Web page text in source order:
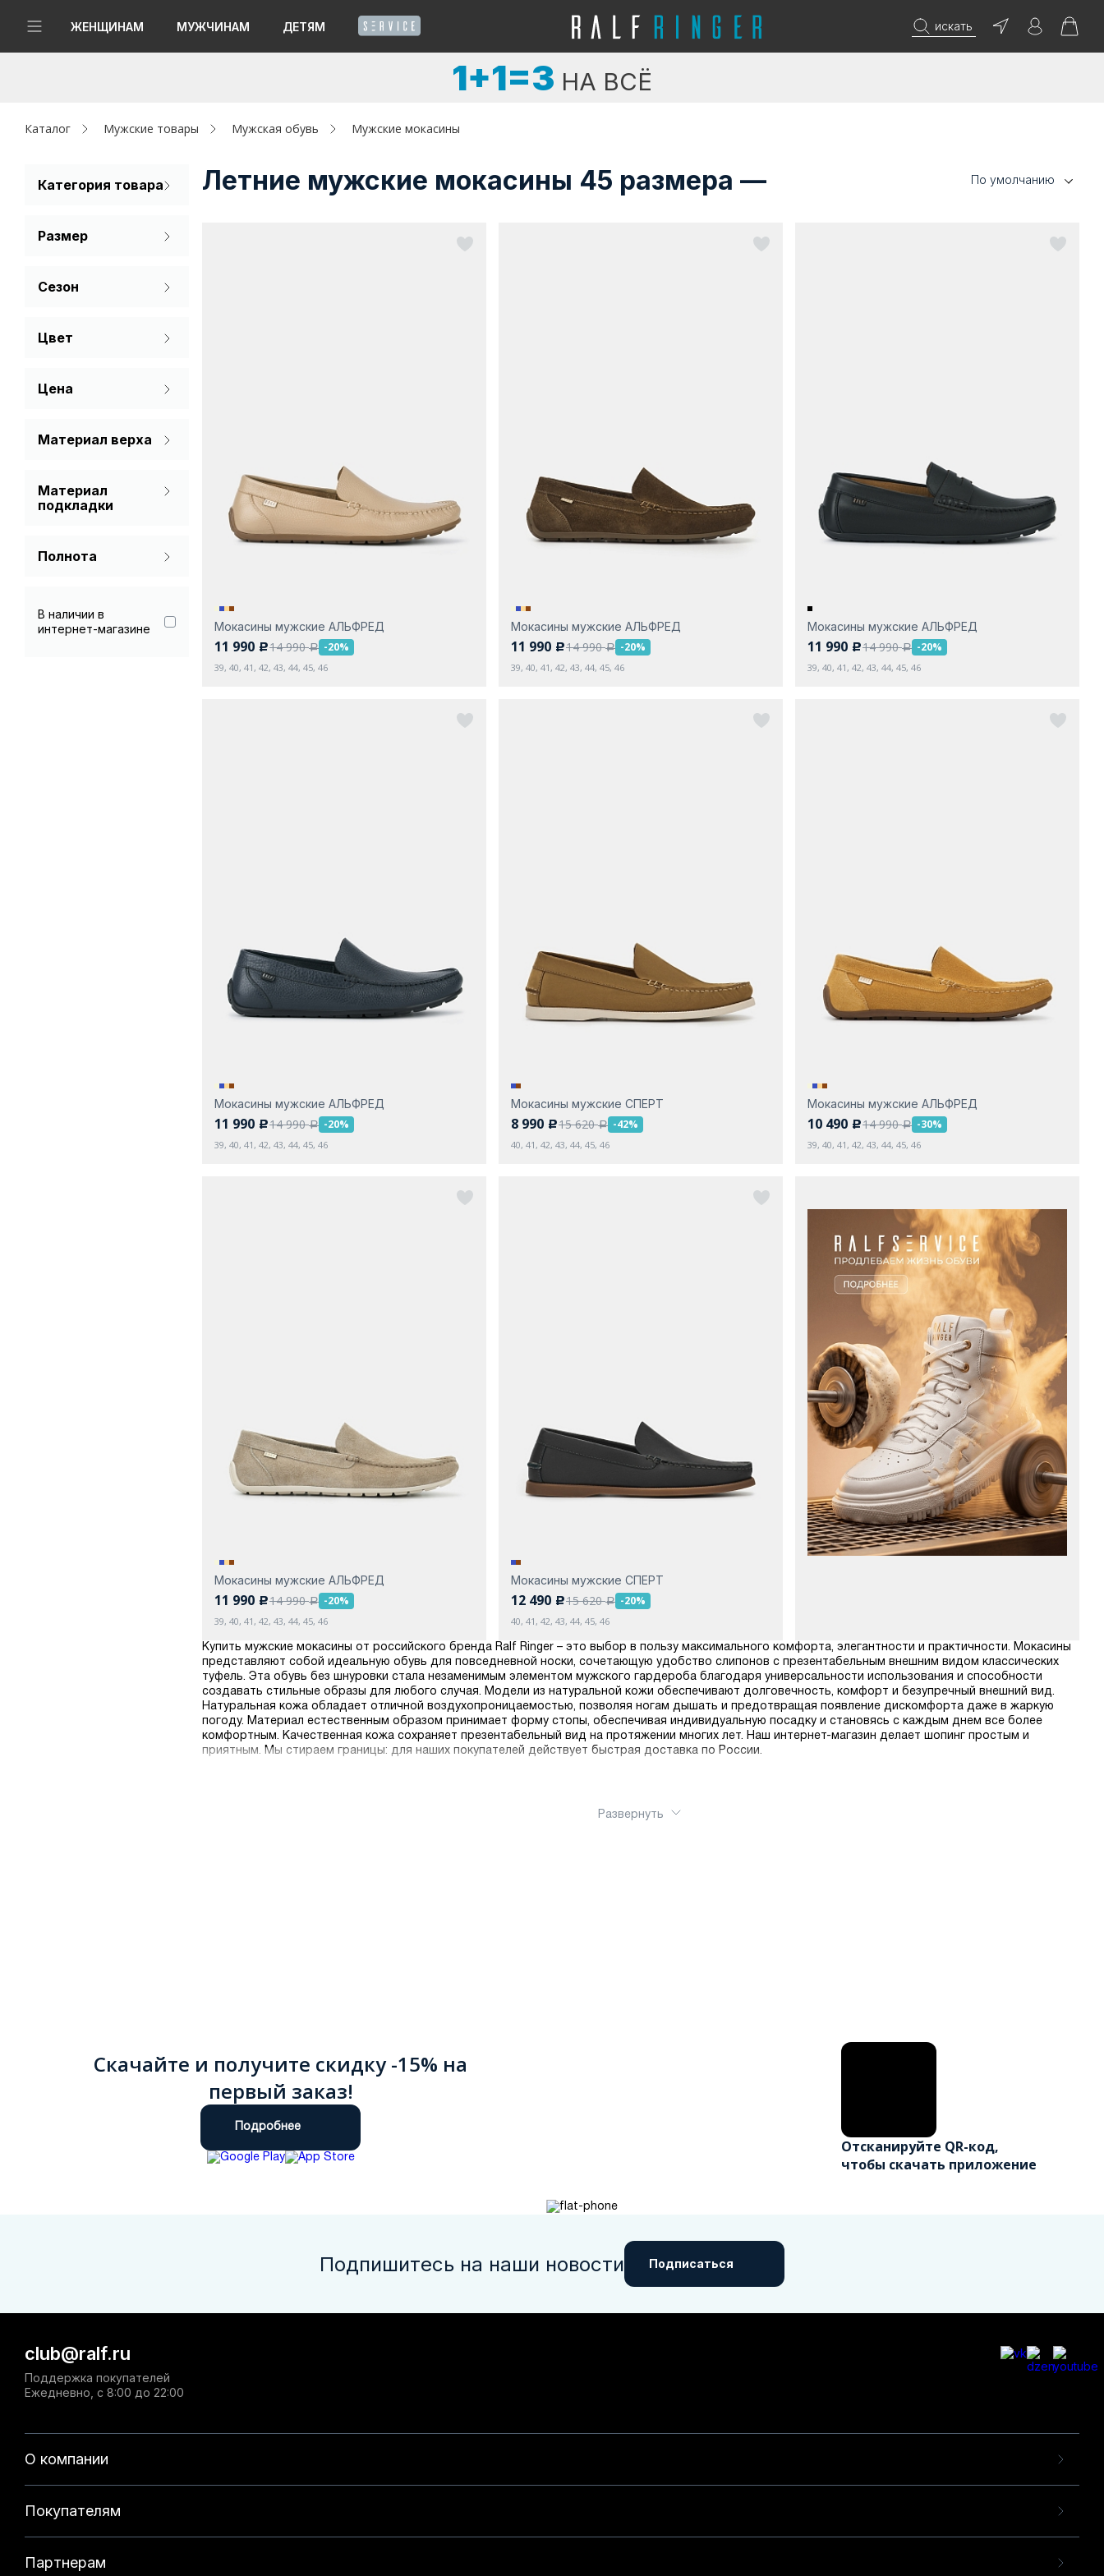
ЖЕНЩИНАМ МУЖЧИНАМ ДЕТЯМ искать
Женщинам
Капсула
Аутлет
1+1=3 НА ВСЁ
Каталог Мужские товары Мужская обувь Мужские мокасины
Категория товара
Размер
45
Сезон
Цвет
Черный
Цена
Материал верха
Нубук
Материал
подкладки
Натуральная кожа
Полнота
Стандарт
В наличии в
интернет-магазине
Летние мужские мокасины 45 размера — По умолчанию
Мокасины мужские АЛЬФРЕД
11 990 c14 990a -20%
39, 40, 41, 42, 43, 44, 45, 46
Мокасины мужские АЛЬФРЕД
11 990 c14 990a -20%
39, 40, 41, 42, 43, 44, 45, 46
Мокасины мужские АЛЬФРЕД
11 990 c14 990a -20%
39, 40, 41, 42, 43, 44, 45, 46
Мокасины мужские АЛЬФРЕД
11 990 c14 990a -20%
39, 40, 41, 42, 43, 44, 45, 46
Мокасины мужские СПЕРТ
8 990 c15 620a -42%
40, 41, 42, 43, 44, 45, 46
Мокасины мужские АЛЬФРЕД
10 490 c14 990a -30%
39, 40, 41, 42, 43, 44, 45, 46
Мокасины мужские АЛЬФРЕД
11 990 c14 990a -20%
39, 40, 41, 42, 43, 44, 45, 46
Мокасины мужские СПЕРТ
12 490 c15 620a -20%
40, 41, 42, 43, 44, 45, 46
Купить мужские мокасины от российского бренда Ralf Ringer – это выбор в пользу максимального комфорта, элегантности и практичности. Мокасины
представляют собой идеальную обувь для повседневной носки, сочетающую удобство слипонов с презентабельным внешним видом классических
туфель. Эта обувь без шнуровки стала незаменимым элементом мужского гардероба благодаря универсальности использования и способности
создавать стильные образы для любого случая. Модели из натуральной кожи обеспечивают долговечность, комфорт и безупречный внешний вид.
Натуральная кожа обладает отличной воздухопроницаемостью, позволяя ногам дышать и предотвращая появление дискомфорта даже в жаркую
погоду. Материал естественным образом принимает форму стопы, обеспечивая индивидуальную посадку и становясь с каждым днем все более
комфортным. Качественная кожа сохраняет презентабельный вид на протяжении многих лет. Наш интернет-магазин делает шопинг простым и
приятным. Мы стираем границы: для наших покупателей действует быстрая доставка по России.
Развернуть
Скачайте и получите скидку -15% на
первый заказ!
Подробнее
Отсканируйте QR-код,
чтобы скачать приложение
Подпишитесь на наши новости Подписаться
О компании
Покупателям
Партнерам
club@ralf.ru
Поддержка покупателей
Ежедневно, с 8:00 до 22:00